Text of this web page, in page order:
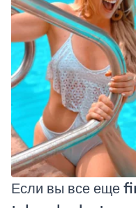
Если вы все еще